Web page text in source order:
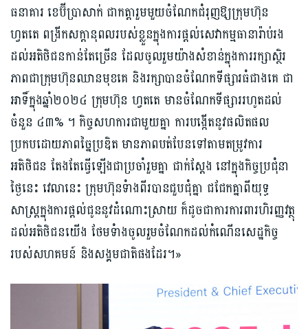
ធនាគារ ខេប៊ីប្រាសាក់ ជាកត្តារួមមួយចំណែកជំរុញឱ្យក្រុមហ៊ុន
ហ្វតតេ ពង្រីកសក្តានុពលរបស់ខ្លួនក្នុងការផ្តល់សេវាកម្មធានារ៉ាប់រង
ដល់អតិថិជនកាន់តែច្រើន ដែលចូលរួមយ៉ាងសំខាន់ក្នុងការរក្សាស្ថិរ
ភាពជាក្រុមហ៊ុនឈានមុខគេ និងរក្សាបានចំណែកទីផ្សារធំជាងគេ ជា
អាទិ៍ក្នុងឆ្នាំ២០២៤ ក្រុមហ៊ុន ហ្វតតេ មានចំណែកទីផ្សាររហូតដល់
ចំនួន ៤៣% ។ កិច្ចសហការជាមួយគ្នា ការបង្កើតនូវផលិតផល
ប្រកបដោយភាពច្នៃប្រឌិត មានភាពបត់បែនទៅតាមតម្រូវការ
អតិថិជន តែងតែធ្វើឡើងជាប្រចាំរួមគ្នា ជាក់ស្តែង នៅក្នុងកិច្ចប្រជុំនា
ថ្ងៃនេះ វេលានេះ ក្រុមហ៊ុនទំាងពីរបានជួបជុំគ្នា ជជែកគ្នាពីយុទ្ធ
សាស្រ្តក្នុងការផ្តល់ជូននូវដំណោះស្រាយ ក៏ដូចជាការការពារហិរញ្ញវត្ថុ
ដល់អតិថិជនយើង ថែមទំាងចូលរួមចំណែកដល់កំណើនសេដ្ឋកិច្ច
របស់សហគមន៍ និងសង្គមជាតិផងដែរ។»